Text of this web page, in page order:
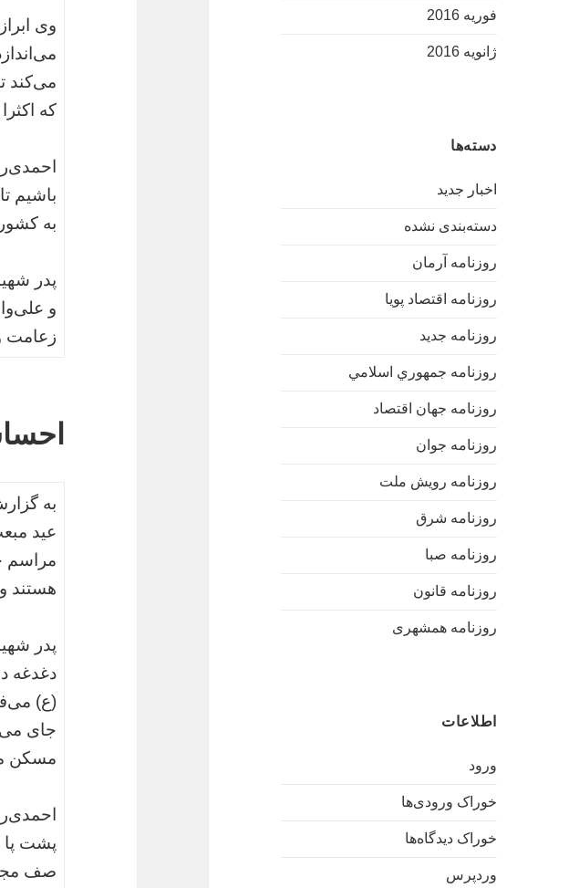
فوریه 2016
ژانویه 2016
دسته‌ها
اخبار جدید
دسته‌بندی نشده
روزنامه آرمان
روزنامه اقتصاد پویا
روزنامه جدید
روزنامه جمهوري اسلامي
روزنامه جهان اقتصاد
روزنامه جوان
روزنامه رویش ملت
روزنامه شرق
روزنامه صبا
روزنامه قانون
روزنامه همشهری
اطلاعات
ورود
خوراک ورودی‌ها
خوراک دیدگاه‌ها
وردپرس
وی
می‌کند
که
باشیم
به
پدر
و
زعامت
به
عید
مراسم
هستند
پدر
دغدغه
(ع)
جای
مسکن
پشت پا
صف